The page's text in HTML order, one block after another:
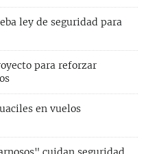
ley de seguridad para
para reforzar
en vuelos